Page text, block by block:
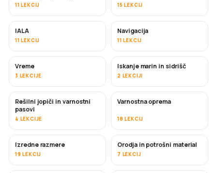
11 LEKCIJ 15 LEKCIJ
IALA
11 LEKCIJ
Navigacija
11 LEKCIJ
Vreme
3 LEKCIJE
Iskanje marin in sidrišč
2 LEKCIJI
Rešilni jopiči in varnostni
pasovi
4 LEKCIJE
Varnostna oprema
18 LEKCIJ
Izredne razmere
19 LEKCIJ
Orodja in potrošni material
7 LEKCIJ